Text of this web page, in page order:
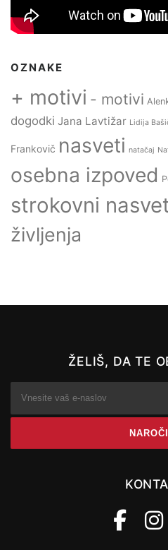
OZNAKE
+ motivi - motivi
dogodki Jana Lavtižar Lidija
Frankovič nasveti natačaj
osebna izpoved
strokovni
življenja
ŽELIŠ, DA TE